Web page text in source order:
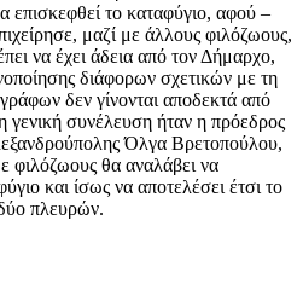
επισκεφθεί το καταφύγιο, αφού –
μαζί με άλλους φιλόζωους,
να έχει άδεια από τον Δήμαρχο,
διάφορων σχετικών με τη
δεν γίνονται αποδεκτά από
συνέλευση ήταν η πρόεδρος
Όλγα Βρετοπούλου,
φιλόζωους θα αναλάβει να
και ίσως να αποτελέσει έτσι το
πλευρών.